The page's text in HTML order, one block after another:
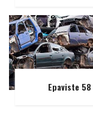
Epaviste 58